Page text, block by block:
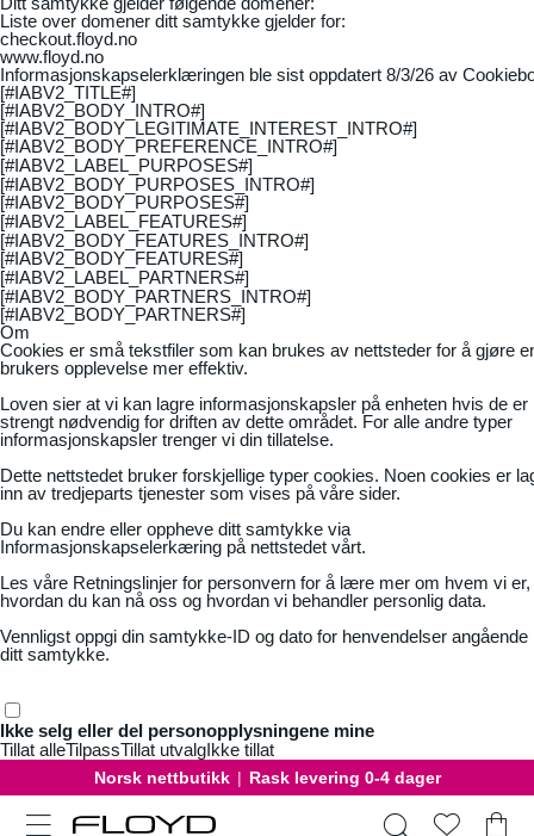
Liste over domener ditt samtykke gjelder for:
checkout.floyd.no
www.floyd.no
Informasjonskapselerklæringen ble sist oppdatert 8/3/26 av
[#IABV2_TITLE#]
[#IABV2_BODY_INTRO#]
[#IABV2_BODY_LEGITIMATE_INTEREST_INTRO#]
[#IABV2_BODY_PREFERENCE_INTRO#]
[#IABV2_LABEL_PURPOSES#]
[#IABV2_BODY_PURPOSES_INTRO#]
[#IABV2_BODY_PURPOSES#]
[#IABV2_LABEL_FEATURES#]
[#IABV2_BODY_FEATURES_INTRO#]
[#IABV2_BODY_FEATURES#]
[#IABV2_LABEL_PARTNERS#]
[#IABV2_BODY_PARTNERS_INTRO#]
[#IABV2_BODY_PARTNERS#]
Om
Cookies er små tekstfiler som kan brukes av nettsteder for å gjøre
brukers opplevelse mer effektiv.
Loven sier at vi kan lagre informasjonskapsler på enheten hvis de er
strengt nødvendig for driften av dette området. For alle andre typer
informasjonskapsler trenger vi din tillatelse.
Dette nettstedet bruker forskjellige typer cookies. Noen cookies er
inn av tredjeparts tjenester som vises på våre sider.
Du kan endre eller oppheve ditt samtykke via
Informasjonskapselerkæring på nettstedet vårt.
Les våre Retningslinjer for personvern for å lære mer om hvem vi er,
hvordan du kan nå oss og hvordan vi behandler personlig data.
Vennligst oppgi din samtykke-ID og dato for henvendelser angående
ditt samtykke.
Ikke selg eller del personopplysningene mine
Tillat alleTilpassTillat utvalgIkke tillat
Norsk nettbutikk | Rask levering 0-4 dager